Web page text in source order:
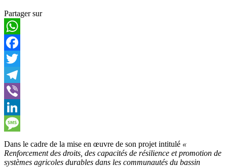
Partager sur
WhatsApp
Facebook
Twitter
Telegram
Viber
LinkedIn
Message
Dans le cadre de la mise en œuvre de son projet intitulé «
Renforcement des droits, des capacités de résilience et promotion de
systèmes agricoles durables dans les communautés du bassin